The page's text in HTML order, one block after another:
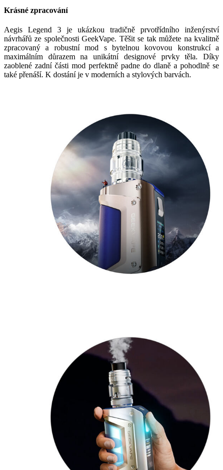
Krásné zpracování
Aegis Legend 3 je ukázkou tradičně prvotřídního inženýrství
návrhářů ze společnosti GeekVape. Těšit se tak můžete na kvalitně
zpracovaný a robustní mod s bytelnou kovovou konstrukcí a
maximálním důrazem na unikátní designové prvky těla. Díky
zaoblené zadní části mod perfektně padne do dlaně a pohodlně se
také přenáší. K dostání je v moderních a stylových barvách.